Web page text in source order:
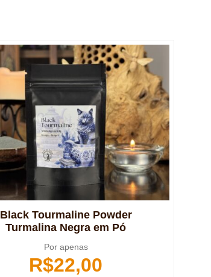
Black Tourmaline Powder
Turmalina Negra em Pó
Por apenas
R$22,00